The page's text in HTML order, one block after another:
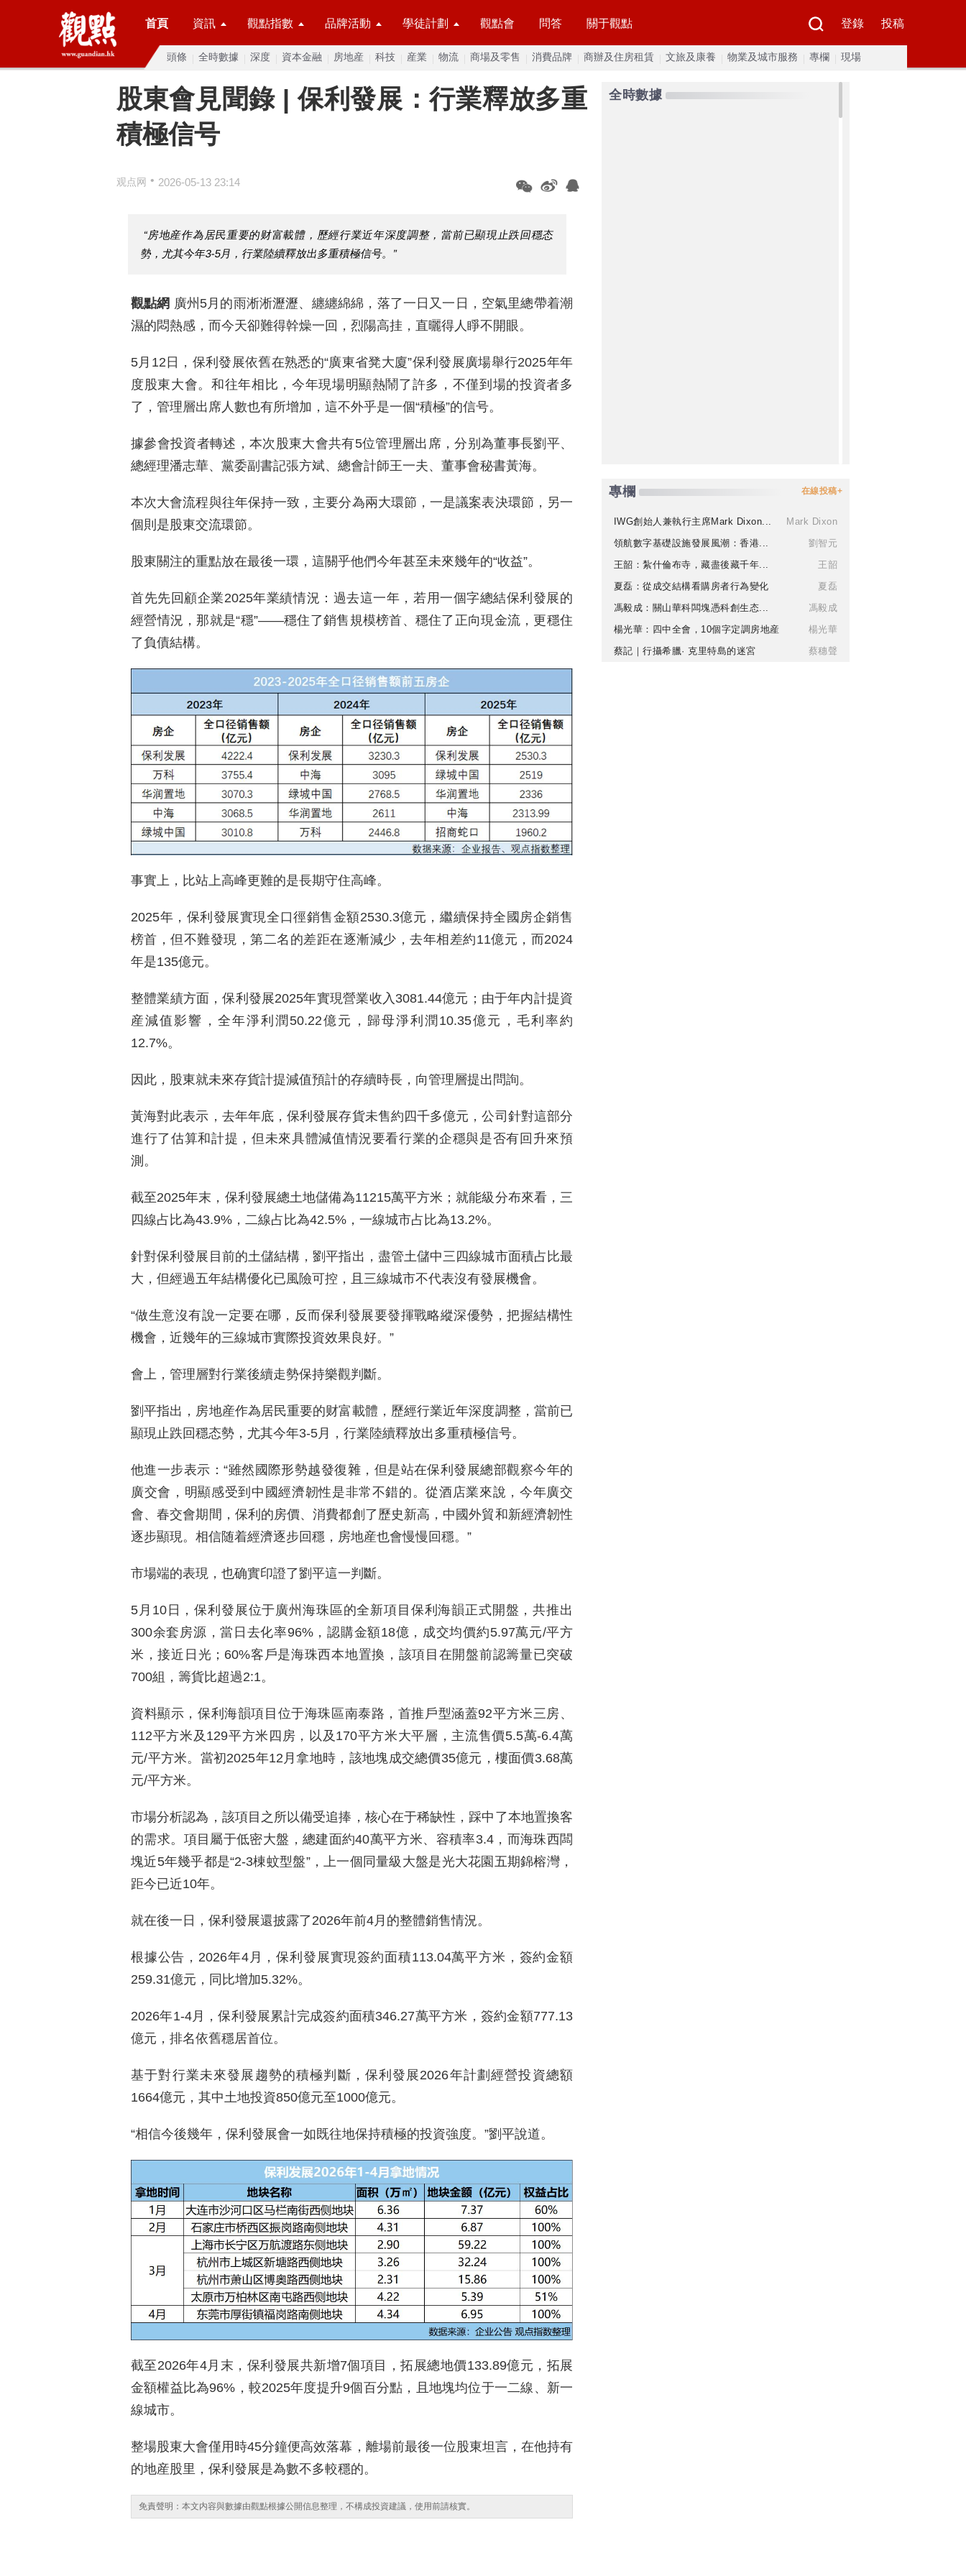
首頁 資訊 觀點指數 品牌活動 學徒計劃 觀點會 問答 關于觀點 登錄 投稿
頭條 全時數據 深度 資本金融 房地産 科技 産業 物流 商場及零售 消費品牌 商辦及住房租賃 文旅及康養 物業及城市服務 專欄 現場
股東會見聞錄 | 保利發展：行業釋放多重
積極信号
观点网 • 2026-05-13 23:14
“房地産作為居民重要的财富載體，歷經行業近年深度調整，當前已顯現止跌回穩态
勢，尤其今年3-5月，行業陸續釋放出多重積極信号。”
觀點網 廣州5月的雨淅淅瀝瀝、纏纏綿綿，落了一日又一日，空氣里總帶着潮
濕的悶熱感，而今天卻難得幹燥一回，烈陽高挂，直曬得人睜不開眼。
5月12日，保利發展依舊在熟悉的“廣東省凳大廈”保利發展廣場舉行2025年年
度股東大會。和往年相比，今年現場明顯熱鬧了許多，不僅到場的投資者多
了，管理層出席人數也有所增加，這不外乎是一個“積極”的信号。
據參會投資者轉述，本次股東大會共有5位管理層出席，分别為董事長劉平、
總經理潘志華、黨委副書記張方斌、總會計師王一夫、董事會秘書黃海。
本次大會流程與往年保持一致，主要分為兩大環節，一是議案表決環節，另一
個則是股東交流環節。
股東關注的重點放在最後一環，這關乎他們今年甚至未來幾年的“收益”。
首先先回顧企業2025年業績情況：過去這一年，若用一個字總結保利發展的
經營情況，那就是“穩”——穩住了銷售規模榜首、穩住了正向現金流，更穩住
了負債結構。
事實上，比站上高峰更難的是長期守住高峰。
2025年，保利發展實現全口徑銷售金額2530.3億元，繼續保持全國房企銷售
榜首，但不難發現，第二名的差距在逐漸減少，去年相差約11億元，而2024
年是135億元。
整體業績方面，保利發展2025年實現營業收入3081.44億元；由于年内計提資
産減值影響，全年淨利潤50.22億元，歸母淨利潤10.35億元，毛利率約
12.7%。
因此，股東就未來存貨計提減值預計的存續時長，向管理層提出問詢。
黃海對此表示，去年年底，保利發展存貨未售約四千多億元，公司針對這部分
進行了估算和計提，但未來具體減值情況要看行業的企穩與是否有回升來預
測。
截至2025年末，保利發展總土地儲備為11215萬平方米；就能級分布來看，三
四線占比為43.9%，二線占比為42.5%，一線城市占比為13.2%。
針對保利發展目前的土儲結構，劉平指出，盡管土儲中三四線城市面積占比最
大，但經過五年結構優化已風險可控，且三線城市不代表沒有發展機會。
“做生意沒有說一定要在哪，反而保利發展要發揮戰略縱深優勢，把握結構性
機會，近幾年的三線城市實際投資效果良好。”
會上，管理層對行業後續走勢保持樂觀判斷。
劉平指出，房地産作為居民重要的财富載體，歷經行業近年深度調整，當前已
顯現止跌回穩态勢，尤其今年3-5月，行業陸續釋放出多重積極信号。
他進一步表示：“雖然國際形勢越發復雜，但是站在保利發展總部觀察今年的
廣交會，明顯感受到中國經濟韌性是非常不錯的。從酒店業來說，今年廣交
會、春交會期間，保利的房價、消費都創了歷史新高，中國外貿和新經濟韌性
逐步顯現。相信随着經濟逐步回穩，房地産也會慢慢回穩。”
市場端的表現，也确實印證了劉平這一判斷。
5月10日，保利發展位于廣州海珠區的全新項目保利海韻正式開盤，共推出
300余套房源，當日去化率96%，認購金額18億，成交均價約5.97萬元/平方
米，接近日光；60%客戶是海珠西本地置換，該項目在開盤前認籌量已突破
700組，籌貨比超過2:1。
資料顯示，保利海韻項目位于海珠區南泰路，首推戶型涵蓋92平方米三房、
112平方米及129平方米四房，以及170平方米大平層，主流售價5.5萬-6.4萬
元/平方米。當初2025年12月拿地時，該地塊成交總價35億元，樓面價3.68萬
元/平方米。
市場分析認為，該項目之所以備受追捧，核心在于稀缺性，踩中了本地置換客
的需求。項目屬于低密大盤，總建面約40萬平方米、容積率3.4，而海珠西闆
塊近5年幾乎都是“2-3棟蚊型盤”，上一個同量級大盤是光大花園五期錦榕灣，
距今已近10年。
就在後一日，保利發展還披露了2026年前4月的整體銷售情況。
根據公告，2026年4月，保利發展實現簽約面積113.04萬平方米，簽約金額
259.31億元，同比增加5.32%。
2026年1-4月，保利發展累計完成簽約面積346.27萬平方米，簽約金額777.13
億元，排名依舊穩居首位。
基于對行業未來發展趨勢的積極判斷，保利發展2026年計劃經營投資總額
1664億元，其中土地投資850億元至1000億元。
“相信今後幾年，保利發展會一如既往地保持積極的投資強度。”劉平說道。
截至2026年4月末，保利發展共新增7個項目，拓展總地價133.89億元，拓展
金額權益比為96%，較2025年度提升9個百分點，且地塊均位于一二線、新一
線城市。
整場股東大會僅用時45分鐘便高效落幕，離場前最後一位股東坦言，在他持有
的地産股里，保利發展是為數不多較穩的。
免責聲明：本文内容與數據由觀點根據公開信息整理，不構成投資建議，使用前請核實。
全時數據
專欄 在線投稿+
IWG創始人兼執行主席Mark Dixon...
Mark Dixon
領航數字基礎設施發展風潮：香港...
劉智元
王韶：紮什倫布寺，藏盡後藏千年...
王韶
夏磊：從成交結構看購房者行為變化
夏磊
馮毅成：關山華科闆塊憑科創生态...
馮毅成
楊光華：四中全會，10個字定調房地産
楊光華
蔡記｜行攝希臘· 克里特島的迷宮
蔡穗聲